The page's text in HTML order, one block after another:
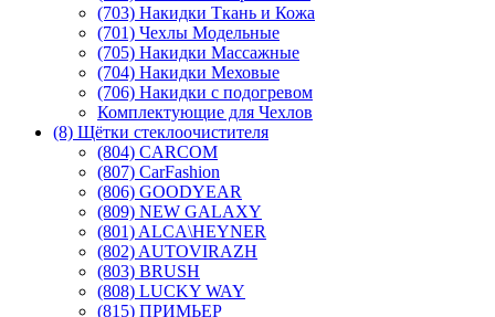
(703) Накидки Ткань и Кожа
(701) Чехлы Модельные
(705) Накидки Массажные
(704) Накидки Меховые
(706) Накидки с подогревом
Комплектующие для Чехлов
(8) Щётки стеклоочистителя
(804) CARCOM
(807) CarFashion
(806) GOODYEAR
(809) NEW GALAXY
(801) ALCA\HEYNER
(802) AUTOVIRAZH
(803) BRUSH
(808) LUCKY WAY
(815) ПРИМЬЕР